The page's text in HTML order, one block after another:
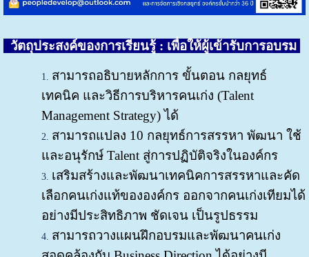
วัตถุประสงค์ของการเรียนรู้ : เพื่อให้ผู้เข้ารับการอบรม
สามารถอธิบายหลักการ ขั้นตอน กลยุทธ์
เทคนิค และวิธีการบริหารคนเก่ง (Talent
Management Strategy) ได้
สามารถแปลง 10 กลยุทธ์การสรรหา พัฒนา ใช้
และอนุรักษ์ Talent สู่การปฏิบัติจริงในองค์กร
เสริมสร้างและพัฒนาเทคนิคการสรรหาและคัด
เลือกคนเก่งแท้ขององค์กร ออกจากคนเก่งเทียมได้
อย่างมีประสิทธิภาพ ชัดเจน เป็นรูปธรรม
สามารถวางแผนฝึกอบรมและพัฒนาคนเก่ง